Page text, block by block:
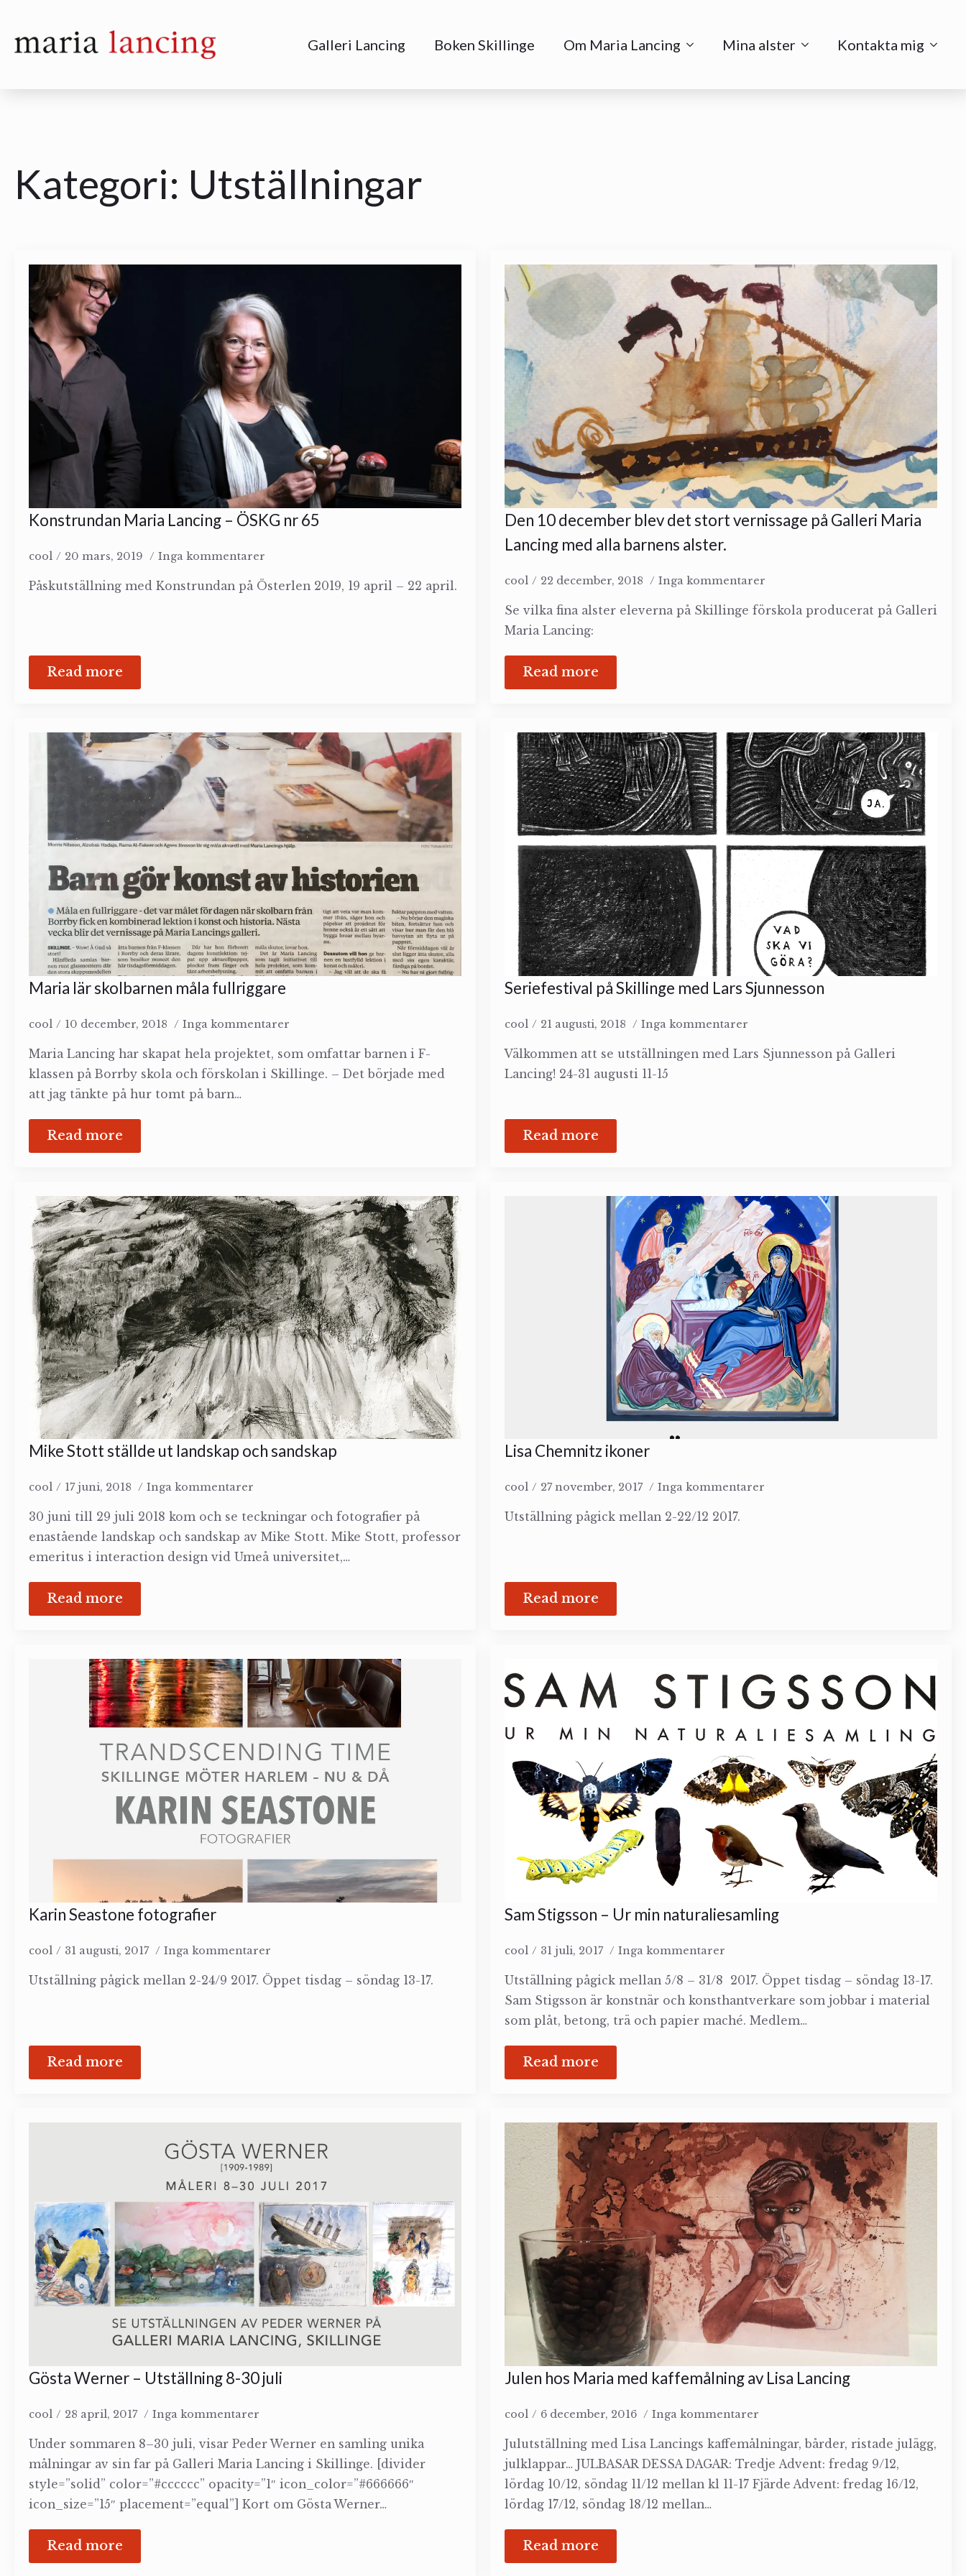
Galleri Lancing Boken Skillinge Om Maria Lancing Mina alster Kontakta mig
Kategori: Utställningar
Konstrundan Maria Lancing – ÖSKG nr 65
cool 20 mars, 2019 Inga kommentarer
Påskutställning med Konstrundan på Österlen 2019, 19 april – 22 april.
Read more
Den 10 december blev det stort vernissage på Galleri Maria
Lancing med alla barnens alster.
cool 22 december, 2018 Inga kommentarer
Se vilka fina alster eleverna på Skillinge förskola producerat på Galleri
Maria Lancing:
Read more
Maria lär skolbarnen måla fullriggare
cool 10 december, 2018 Inga kommentarer
Maria Lancing har skapat hela projektet, som omfattar barnen i F-
klassen på Borrby skola och förskolan i Skillinge. – Det började med
att jag tänkte på hur tomt på barn…
Read more
Seriefestival på Skillinge med Lars Sjunnesson
cool 21 augusti, 2018 Inga kommentarer
Välkommen att se utställningen med Lars Sjunnesson på Galleri
Lancing! 24-31 augusti 11-15
Read more
Mike Stott ställde ut landskap och sandskap
cool 17 juni, 2018 Inga kommentarer
30 juni till 29 juli 2018 kom och se teckningar och fotografier på
enastående landskap och sandskap av Mike Stott. Mike Stott, professor
emeritus i interaction design vid Umeå universitet,…
Read more
Lisa Chemnitz ikoner
cool 27 november, 2017 Inga kommentarer
Utställning pågick mellan 2-22/12 2017.
Read more
Karin Seastone fotografier
cool 31 augusti, 2017 Inga kommentarer
Utställning pågick mellan 2-24/9 2017. Öppet tisdag – söndag 13-17.
Read more
Sam Stigsson – Ur min naturaliesamling
cool 31 juli, 2017 Inga kommentarer
Utställning pågick mellan 5/8 – 31/8 2017. Öppet tisdag – söndag 13-17.
Sam Stigsson är konstnär och konsthantverkare som jobbar i material
som plåt, betong, trä och papier maché. Medlem…
Read more
Gösta Werner – Utställning 8-30 juli
cool 28 april, 2017 Inga kommentarer
Under sommaren 8–30 juli, visar Peder Werner en samling unika
målningar av sin far på Galleri Maria Lancing i Skillinge. [divider
style=”solid” color=”#cccccc” opacity=”1″ icon_color=”#666666″
icon_size=”15″ placement=”equal”] Kort om Gösta Werner…
Read more
Julen hos Maria med kaffemålning av Lisa Lancing
cool 6 december, 2016 Inga kommentarer
Julutställning med Lisa Lancings kaffemålningar, bårder, ristade julägg,
julklappar… JULBASAR DESSA DAGAR: Tredje Advent: fredag 9/12,
lördag 10/12, söndag 11/12 mellan kl 11-17 Fjärde Advent: fredag 16/12,
lördag 17/12, söndag 18/12 mellan…
Read more